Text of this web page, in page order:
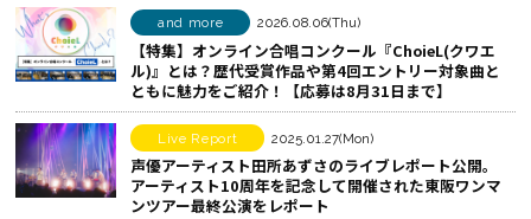
で
シ
ェ
ア
す
る
る
and more 2026.08.06(Thu)
【特集】オンライン合唱コンクール『ChoieL(クワエ
ル)』とは？歴代受賞作品や第4回エントリー対象曲と
ともに魅力をご紹介！【応募は8月31日まで】
Live Report 2025.01.27(Mon)
声優アーティスト田所あずさのライブレポート公開。
アーティスト10周年を記念して開催された東阪ワンマ
ンツアー最終公演をレポート